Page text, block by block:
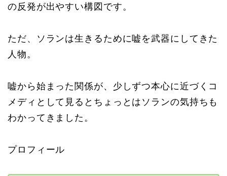
の反発が出やすい構図です。
ただ、ソランは生きるために嘘を武器にしてきた
人物。
嘘から始まった関係が、少しずつ本心に近づくコ
メディとして見るとちょっとはソランの気持ちも
わかってきました。
プロフィール